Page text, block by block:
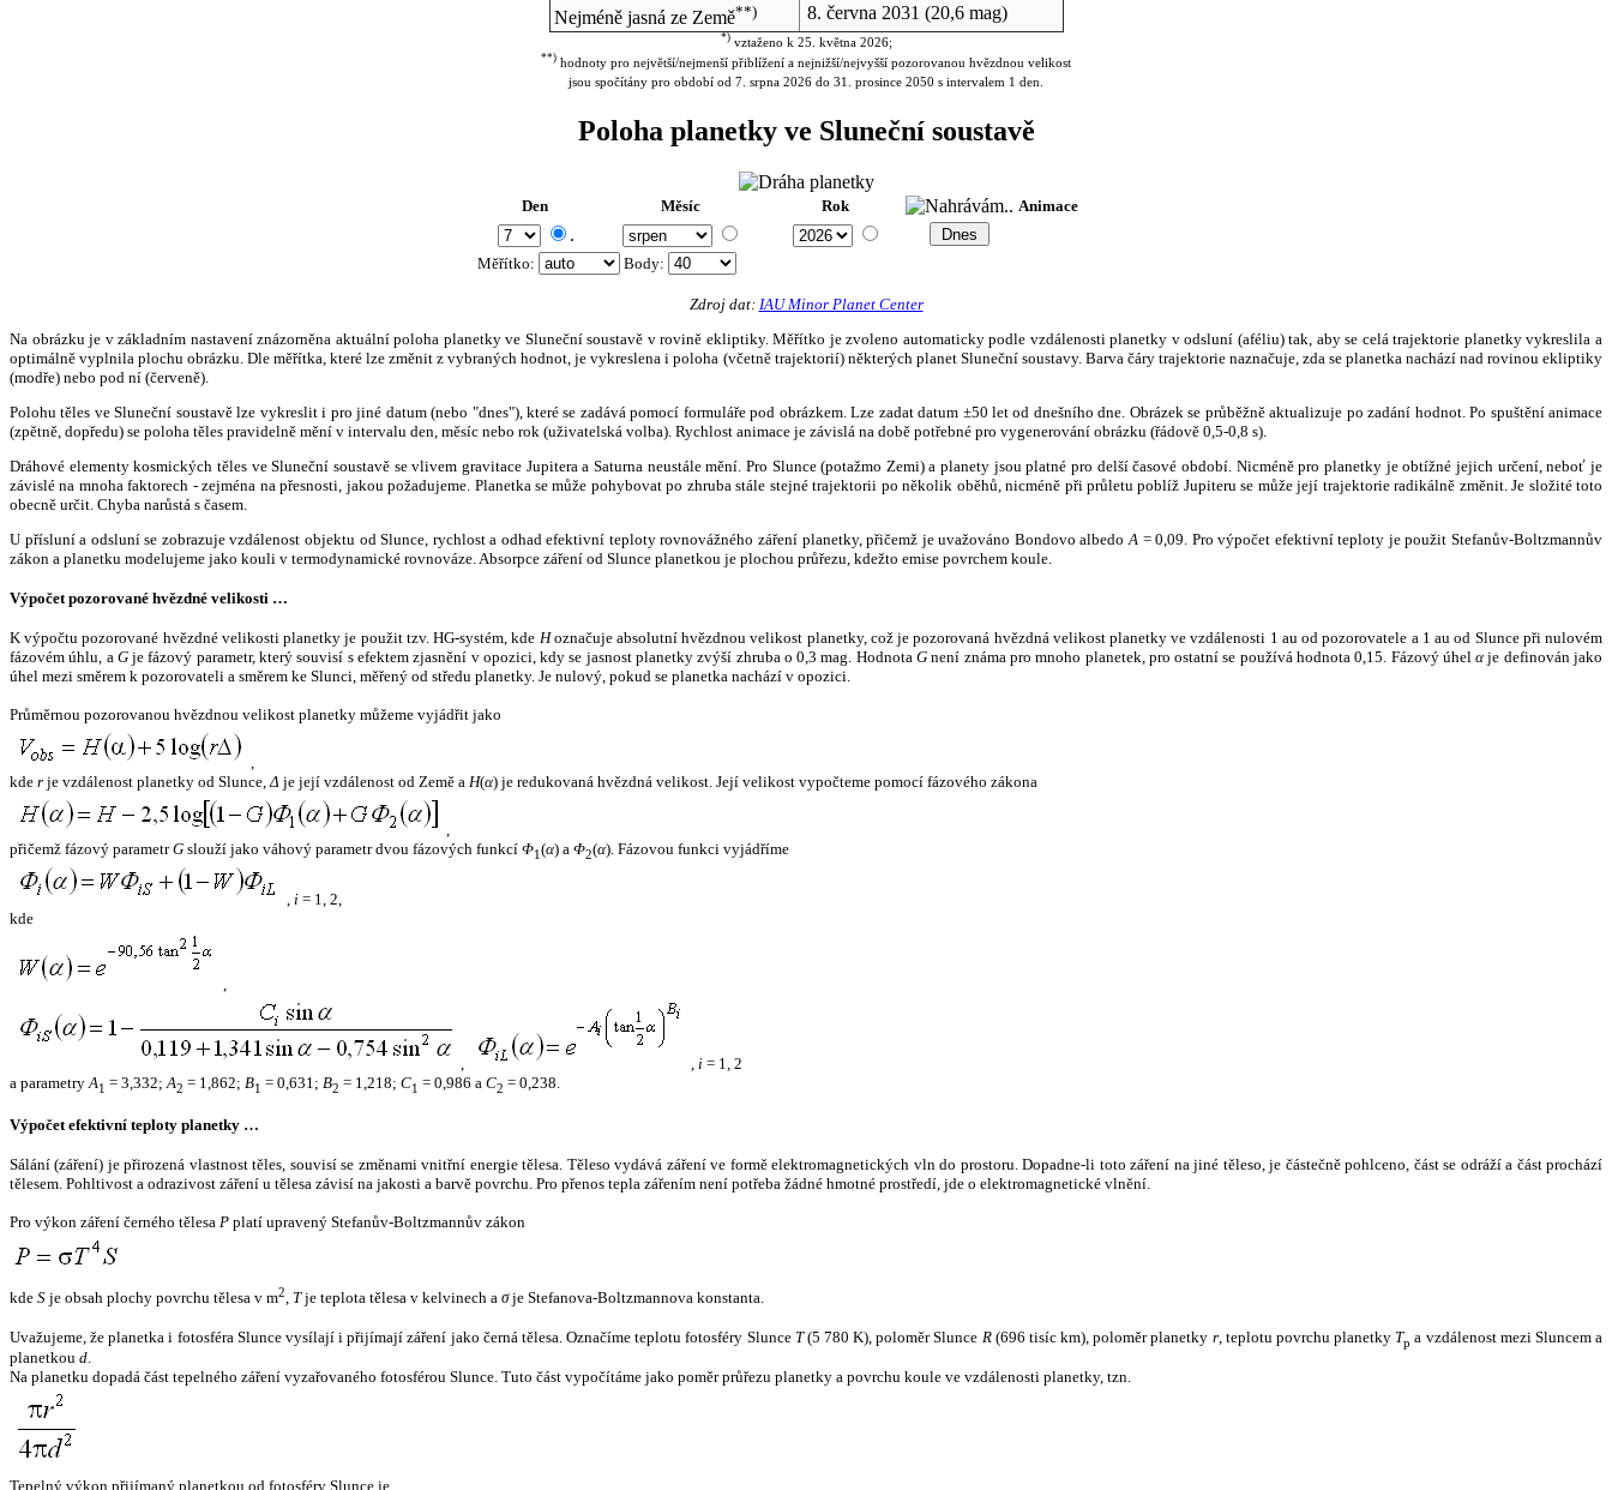
Nejméně jasná ze Země**) 8. června 2031 (20,6 mag)
*)vztaženo k 25. května 2026;
**) hodnoty pro největší/nejmenší přiblížení a nejnižší/nejvyšší pozorovanou hvězdnou velikost
jsou spočítány pro období od 7. srpna 2026 do 31. prosince 2050 s intervalem 1 den.
Poloha planetky ve Sluneční soustavě
Den Měsíc Rok Animace
.
Měřítko: Body:
Zdroj dat: IAU Minor Planet Center
Na obrázku je v základním nastavení znázorněna aktuální poloha planetky ve Sluneční soustavě v rovině ekliptiky. Měřítko je zvoleno automaticky podle vzdálenosti planetky v odsluní (aféliu) tak, aby se celá trajektorie planetky vykreslila a
optimálně vyplnila plochu obrázku. Dle měřítka, které lze změnit z vybraných hodnot, je vykreslena i poloha (včetně trajektorií) některých planet Sluneční soustavy. Barva čáry trajektorie naznačuje, zda se planetka nachází nad rovinou ekliptiky
(modře) nebo pod ní (červeně).
Polohu těles ve Sluneční soustavě lze vykreslit i pro jiné datum (nebo "dnes"), které se zadává pomocí formuláře pod obrázkem. Lze zadat datum ±50 let od dnešního dne. Obrázek se průběžně aktualizuje po zadání hodnot. Po spuštění animace
(zpětně, dopředu) se poloha těles pravidelně mění v intervalu den, měsíc nebo rok (uživatelská volba). Rychlost animace je závislá na době potřebné pro vygenerování obrázku (řádově 0,5-0,8 s).
Dráhové elementy kosmických těles ve Sluneční soustavě se vlivem gravitace Jupitera a Saturna neustále mění. Pro Slunce (potažmo Zemi) a planety jsou platné pro delší časové období. Nicméně pro planetky je obtížné jejich určení, neboť je
závislé na mnoha faktorech - zejména na přesnosti, jakou požadujeme. Planetka se může pohybovat po zhruba stále stejné trajektorii po několik oběhů, nicméně při průletu poblíž Jupiteru se může její trajektorie radikálně změnit. Je složité toto
obecně určit. Chyba narůstá s časem.
U přísluní a odsluní se zobrazuje vzdálenost objektu od Slunce, rychlost a odhad efektivní teploty rovnovážného záření planetky, přičemž je uvažováno Bondovo albedo A = 0,09. Pro výpočet efektivní teploty je použit Stefanův-Boltzmannův
zákon a planetku modelujeme jako kouli v termodynamické rovnováze. Absorpce záření od Slunce planetkou je plochou průřezu, kdežto emise povrchem koule.
Výpočet pozorované hvězdné velikosti …
K výpočtu pozorované hvězdné velikosti planetky je použit tzv. HG-systém, kde Hoznačuje absolutní hvězdnou velikost planetky, což je pozorovaná hvězdná velikost planetky ve vzdálenosti 1 au od pozorovatele a 1 au od Slunce při nulovém
fázovém úhlu, a Gje fázový parametr, který souvisí s efektem zjasnění v opozici, kdy se jasnost planetky zvýší zhruba o 0,3 mag. HodnotaG není známa pro mnoho planetek, pro ostatní se používá hodnota 0,15. Fázový úhelα je definován jako
úhel mezi směrem k pozorovateli a směrem ke Slunci, měřený od středu planetky. Je nulový, pokud se planetka nachází v opozici.
Průměrnou pozorovanou hvězdnou velikost planetky můžeme vyjádřit jako
,
kde r je vzdálenost planetky od Slunce,Δ je její vzdálenost od Země a H(α) je redukovaná hvězdná velikost. Její velikost vypočteme pomocí fázového zákona
,
přičemž fázový parametrG slouží jako váhový parametr dvou fázových funkcí Φ1(α) a Φ2(α). Fázovou funkci vyjádříme
, i = 1, 2,
kde
,
, , i = 1, 2
a parametryA1 = 3,332;A2 = 1,862; B1 = 0,631; B2 = 1,218; C1 = 0,986 a C2 = 0,238.
Výpočet efektivní teploty planetky …
Sálání (záření) je přirozená vlastnost těles, souvisí se změnami vnitřní energie tělesa. Těleso vydává záření ve formě elektromagnetických vln do prostoru. Dopadne-li toto záření na jiné těleso, je částečně pohlceno, část se odráží a část prochází
tělesem. Pohltivost a odrazivost záření u tělesa závisí na jakosti a barvě povrchu. Pro přenos tepla zářením není potřeba žádné hmotné prostředí, jde o elektromagnetické vlnění.
Pro výkon záření černého tělesa P platí upravený Stefanův-Boltzmannův zákon
kde S je obsah plochy povrchu tělesa v m2, Tje teplota tělesa v kelvinech a σje Stefanova-Boltzmannova konstanta.
Uvažujeme, že planetka i fotosféra Slunce vysílají i přijímají záření jako černá tělesa. Označíme teplotu fotosféry Slunce T(5 780 K), poloměr Slunce R(696 tisíc km), poloměr planetky r, teplotu povrchu planetky Tp a vzdálenost mezi Sluncem a
planetkou d.
Na planetku dopadá část tepelného záření vyzařovaného fotosférou Slunce. Tuto část vypočítáme jako poměr průřezu planetky a povrchu koule ve vzdálenosti planetky, tzn.
Tepelný výkon přijímaný planetkou od fotosféry Slunce je